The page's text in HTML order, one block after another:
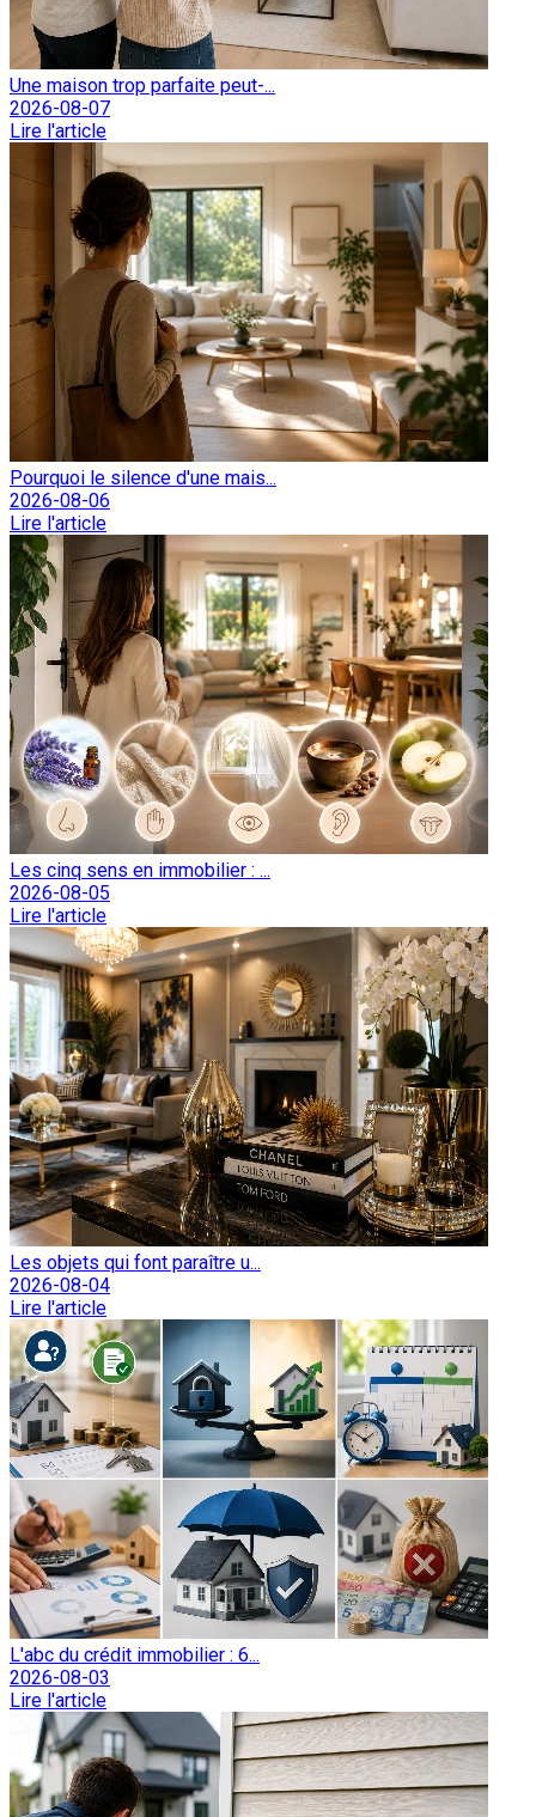
Une maison trop parfaite peut-...
2026-08-07
Lire l'article
Pourquoi le silence d'une mais...
2026-08-06
Lire l'article
Les cinq sens en immobilier : ...
2026-08-05
Lire l'article
Les objets qui font paraître u...
2026-08-04
Lire l'article
L'abc du crédit immobilier : 6...
2026-08-03
Lire l'article